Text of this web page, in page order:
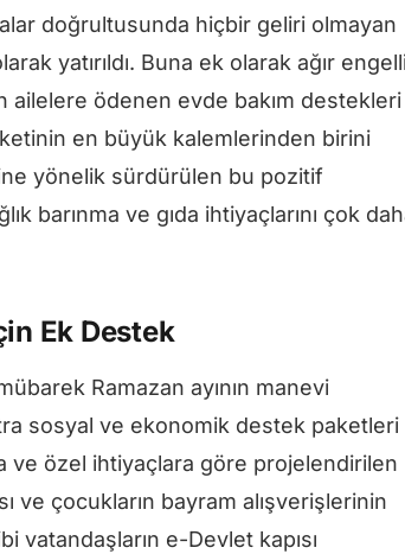
doğrultusunda hiçbir geliri olmayan
yatırıldı. Buna ek olarak ağır
ailelere ödenen evde bakım destekleri
en büyük kalemlerinden birini
yönelik sürdürülen bu pozitif
barınma ve gıda ihtiyaçlarını çok
Ek Destek
Ramazan ayının manevi
sosyal ve ekonomik destek paketleri
ve özel ihtiyaçlara göre projelendirilen
ve çocukların bayram alışverişlerinin
vatandaşların e-Devlet kapısı